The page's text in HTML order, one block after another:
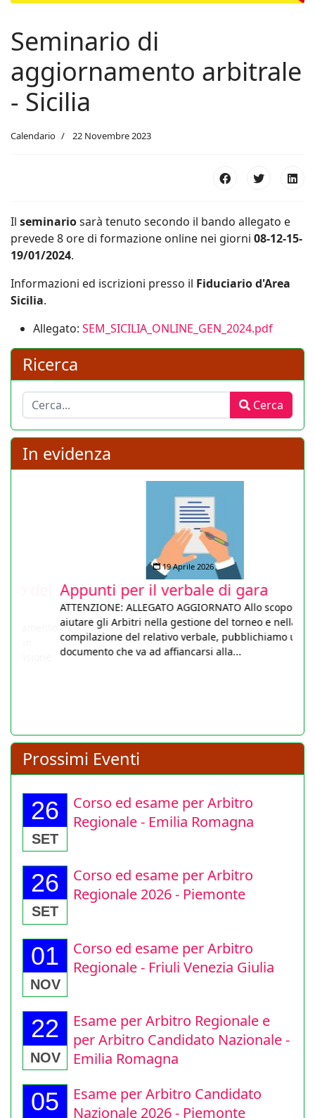
Seminario di
aggiornamento arbitrale
- Sicilia
Ilseminariosarà tenuto secondo il bando allegato e
prevede 8 ore di formazione online nei giorni
Informazioni ed iscrizioni presso il
Ricerca
Cerca Cerca
In evidenza
19 Aprile 2026
Appunti per il verbale di gara
ATTENZIONE: ALLEGATO AGGIORNATO Allo scopo di
aiutare gli Arbitri nella gestione del torneo e nella
compilazione del relativo verbale, pubblichiamo un utile
Prossimi Eventi
26
SET
Corso ed esame per Arbitro
Regionale - Emilia Romagna
26
SET
Corso ed esame per Arbitro
Regionale 2026 - Piemonte
01
NOV
Corso ed esame per Arbitro
Regionale - Friuli Venezia Giulia
22
NOV
Esame per Arbitro Regionale e
per Arbitro Candidato Nazionale -
Emilia Romagna
Esame per Arbitro Candidato